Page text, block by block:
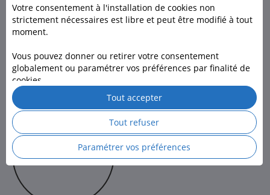
Rendez-vous dans l’une de nos 1600 agences, à domicile ou
en visio pour nous rencontrer
Découvrir
Découvrir
Votre consentement à l'installation de cookies non
strictement nécessaires est libre et peut être modifié à tout
moment.
Vous pouvez donner ou retirer votre consentement
globalement ou paramétrer vos préférences par finalité de
cookies.
Pour en savoir plus, consultez laPolitique des cookies
la
Politique de protection des données personnelles de LCL.
Paramétrer vos préférences
Tout refuser
Tout accepter